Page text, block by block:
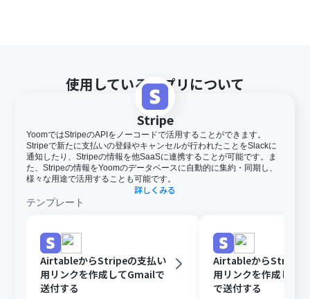
使用しているアプリについて
Stripe
YoomではStripeのAPIをノーコードで活用することができます。
Stripeで新たに支払いの登録やキャンセルが行われたことをSlackに
通知したり、Stripeの情報を他SaaSに連携することが可能です。ま
た、Stripeの情報をYoomのデータベースに自動的に集約・同期し、
様々な用途で活用することも可能です。
詳しくみる
テンプレート
AirtableからStripeの支払い
用リンクを作成してGmailで
送付する
AirtableからStripe
用リンクを作成して
で送付する